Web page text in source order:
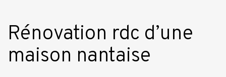
Rénovation rdc d’une
maison nantaise